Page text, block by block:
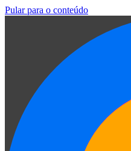
Pular para o conteúdo